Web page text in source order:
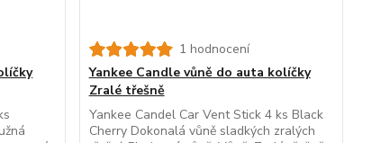
1 hodnocení
Yankee Candle vůně do auta kolíčky
Zralé třešně
Yankee Candel Car Vent Stick 4 ks Black
Cherry Dokonalá vůně sladkých zralých